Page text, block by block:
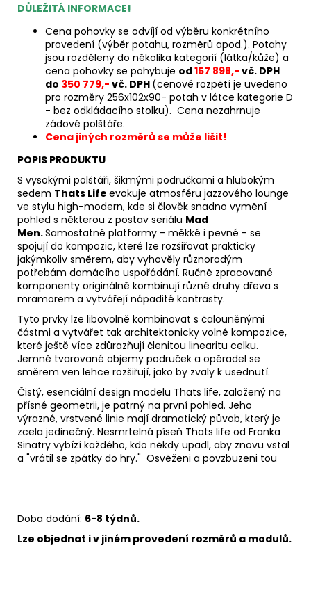
DŮLEŽITÁ INFORMACE!
Cena pohovky se odvíjí od výběru konkrétního
provedení (výběr potahu, rozměrů apod.). Potahy
jsou rozděleny do několika kategorií (látka/kůže) a
cena pohovky se pohybuje od157 898,- vč. DPH
do 350 779,- vč. DPH (cenové rozpětí je uvedeno
pro rozměry 256x102x90- potah v látce kategorie D
- bez odkládacího stolku). Cena nezahrnuje
zádové polštáře.
Cena jiných rozměrů se může lišit!
POPIS PRODUKTU
S vysokými polštáři, šikmými područkami a hlubokým
sedem Thats Life evokuje atmosféru jazzového lounge
ve stylu high-modern, kde si člověk snadno vymění
pohled s některou z postav seriálu Mad
Men.Samostatné platformy - měkké i pevné - se
spojují do kompozic, které lze rozšiřovat prakticky
jakýmkoliv směrem, aby vyhověly různorodým
potřebám domácího uspořádání. Ručně zpracované
komponenty originálně kombinují různé druhy dřeva s
mramorem a vytvářejí nápadité kontrasty.
Tyto prvky lze libovolně kombinovat s čalouněnými
částmi a vytvářet tak architektonicky volné kompozice,
které ještě více zdůrazňují členitou linearitu celku.
Jemně tvarované objemy područek a opěradel se
směrem ven lehce rozšiřují, jako by zvaly k usednutí.
Čistý, esenciální design modelu Thats life, založený na
přísné geometrii, je patrný na první pohled. Jeho
výrazné, vrstvené linie mají dramatický půvob, který je
zcela jedinečný. Nesmrtelná píseň Thats life od Franka
Sinatry vybízí každého, kdo někdy upadl, aby znovu vstal
a "vrátil se zpátky do hry." Osvěženi a povzbuzeni tou
Doba dodání: 6-8 týdnů.
Lze objednat i v jiném provedení rozměrů a modulů.